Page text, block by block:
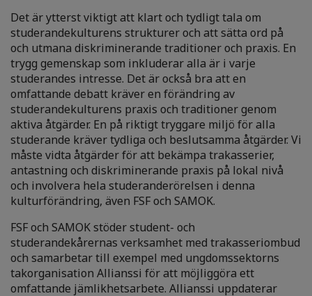
Det är ytterst viktigt att klart och tydligt tala om
studerandekulturens strukturer och att sätta ord på
och utmana diskriminerande traditioner och praxis. En
trygg gemenskap som inkluderar alla är i varje
studerandes intresse. Det är också bra att en
omfattande debatt kräver en förändring av
studerandekulturens praxis och traditioner genom
aktiva åtgärder. En på riktigt tryggare miljö för alla
studerande kräver tydliga och beslutsamma åtgärder. Vi
måste vidta åtgärder för att bekämpa trakasserier,
antastning och diskriminerande praxis på lokal nivå
och involvera hela studeranderörelsen i denna
kulturförändring, även FSF och SAMOK.
FSF och SAMOK stöder student- och
studerandekårernas verksamhet med trakasseriombud
och samarbetar till exempel med ungdomssektorns
takorganisation Allianssi för att möjliggöra ett
omfattande jämlikhetsarbete. Allianssi uppdaterar